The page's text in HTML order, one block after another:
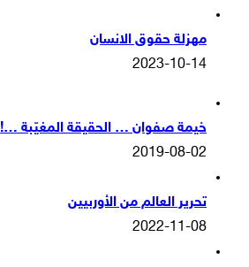
مهزلة حقوق الانسان
2023-10-14
خيمة صفوان … الحقيقة المغيّبة …!
2019-08-02
تحرير العالم من الأوربيين
2022-11-08